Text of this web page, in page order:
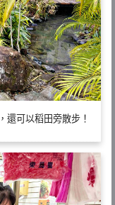
還可以稻田旁散步！